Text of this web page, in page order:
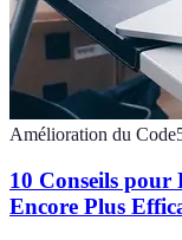
Amélioration du Code
10 Conseils pour
Encore Plus